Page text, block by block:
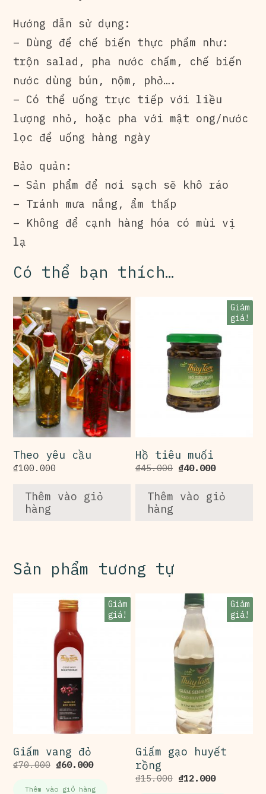
Hướng dẫn sử dụng:
– Dùng để chế biến thực phẩm như:
trộn salad, pha nước chấm, chế biến
nước dùng bún, nộm, phở….
– Có thể uống trực tiếp với liều
lượng nhỏ, hoặc pha với mật ong/nước
lọc để uống hàng ngày
Bảo quản:
– Sản phẩm để nơi sạch sẽ khô ráo
– Tránh mưa nắng, ẩm thấp
– Không để cạnh hàng hóa có mùi vị
lạ
Có thể bạn thích…
Theo yêu cầu
₫100.000
Thêm vào giỏ
hàng
Giảm
giá!
Hồ tiêu muối
₫45.000 ₫40.000
Thêm vào giỏ
hàng
Sản phẩm tương tự
Giảm
giá!
Giấm vang đỏ
₫70.000 ₫60.000
Thêm vào giỏ hàng
Giảm
giá!
Giấm gạo huyết
rồng
₫15.000 ₫12.000